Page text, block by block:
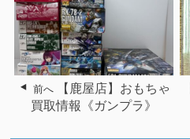
前へ
【鹿屋店】おもちゃ
買取情報《ガンプラ》